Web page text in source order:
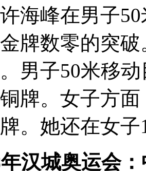
海峰在男子
牌数零的突
男子50米移
牌。女子方
。她还在女
年汉城奥运会